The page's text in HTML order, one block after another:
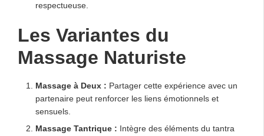
respectueuse.
Les Variantes du
Massage Naturiste
Massage à Deux : Partager cette expérience avec un
partenaire peut renforcer les liens émotionnels et
sensuels.
Massage Tantrique : Intègre des éléments du tantra